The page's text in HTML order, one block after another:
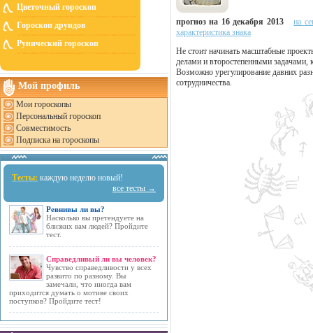
Цветочный гороскоп
Гороскоп друидов
Рунический гороскоп
Мой профиль
Мои гороскопы
Персональный гороскоп
Совместимость
Подписка на гороскопы
Тесты: каждую неделю новый!
все тесты →
Ревнивы ли вы?
Насколько вы претендуете на
близких вам людей? Пройдите
тест.
Справедливый ли вы человек?
Чувство справедливости у всех
развито по разному. Вы
замечали, что иногда вам
приходится думать о мотиве своих
поступков? Пройдите тест!
прогноз на 16 декабря 2013
на
характеристика знака
Не стоит начинать масштабные
делами и второстепенными задачами,
Возможно урегулирование давних
сотрудничества.